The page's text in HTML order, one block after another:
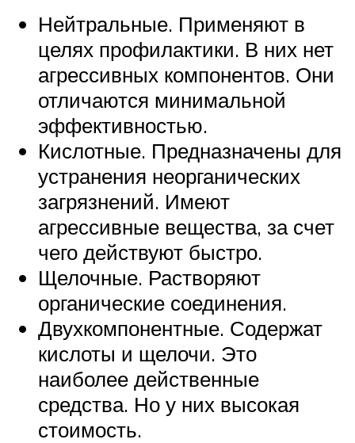
Нейтральные. Применяют в
целях профилактики. В них нет
агрессивных компонентов. Они
отличаются минимальной
эффективностью.
Кислотные. Предназначены для
устранения неорганических
загрязнений. Имеют
агрессивные вещества, за счет
чего действуют быстро.
Щелочные. Растворяют
органические соединения.
Двухкомпонентные. Содержат
кислоты и щелочи. Это
наиболее действенные
средства. Но у них высокая
стоимость.